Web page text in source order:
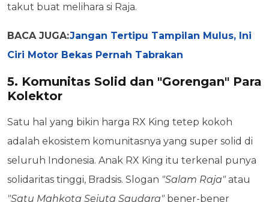
takut buat melihara si Raja.
BACA JUGA:Jangan Tertipu Tampilan Mulus, Ini
Ciri Motor Bekas Pernah Tabrakan
5. Komunitas Solid dan "Gorengan" Para
Kolektor
Satu hal yang bikin harga RX King tetep kokoh
adalah ekosistem komunitasnya yang super solid di
seluruh Indonesia. Anak RX King itu terkenal punya
solidaritas tinggi, Bradsis. Slogan "Salam Raja"atau
"Satu Mahkota Sejuta Saudara"bener-bener